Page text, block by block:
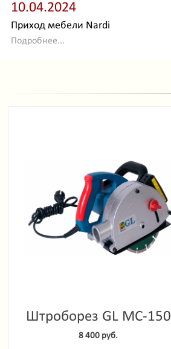
10.04.2024
Приход мебели Nardi
Подробнее...
Штроборез GL MC-150
8 400 руб.